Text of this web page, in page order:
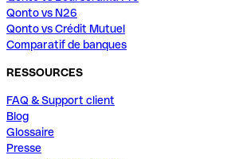
Qonto vs N26
Qonto vs Crédit Mutuel
Comparatif de banques
RESSOURCES
FAQ & Support client
Blog
Glossaire
Presse